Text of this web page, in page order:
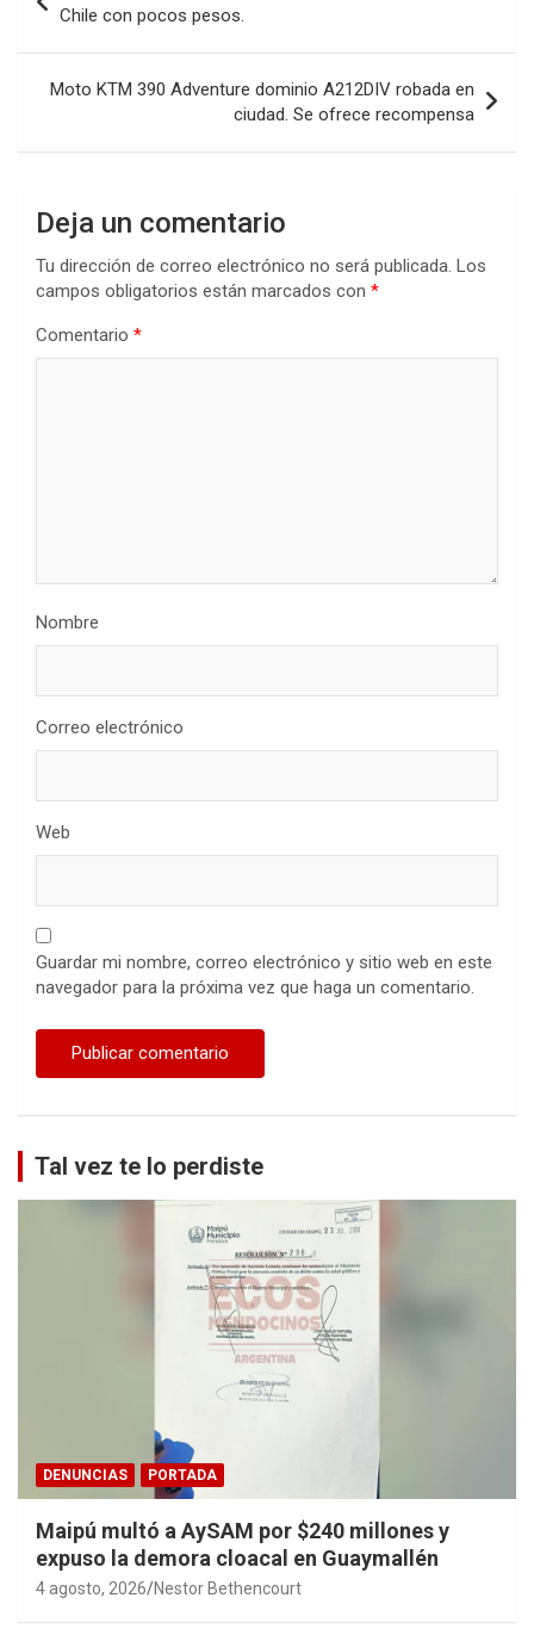
de
entradas
Chile con pocos pesos.
Moto KTM 390 Adventure dominio A212DIV robada en
ciudad. Se ofrece recompensa
Deja un comentario
Tu dirección de correo electrónico no será publicada. Los
campos obligatorios están marcados con *
Comentario *
Nombre
Correo electrónico
Web
Guardar mi nombre, correo electrónico y sitio web en este
navegador para la próxima vez que haga un comentario.
Tal vez te lo perdiste
DENUNCIAS PORTADA
Maipú multó a AySAM por $240 millones y
expuso la demora cloacal en Guaymallén
4 agosto, 2026 Nestor Bethencourt